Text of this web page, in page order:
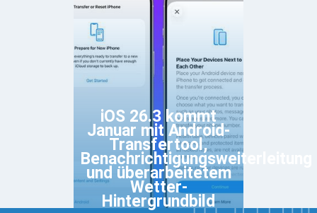
iOS 26.3 kommt
Januar mit Android-
Transfertool,
Benachrichtigungsweiterleitung
und überarbeitetem
Wetter-
Hintergrundbild